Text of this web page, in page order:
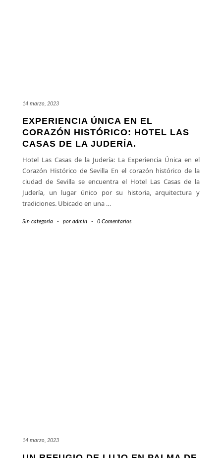
14 marzo, 2023
EXPERIENCIA ÚNICA EN EL
CORAZÓN HISTÓRICO: HOTEL LAS
CASAS DE LA JUDERÍA.
Hotel Las Casas de la Judería: La Experiencia Única en el
Corazón Histórico de Sevilla En el corazón histórico de la
ciudad de Sevilla se encuentra el Hotel Las Casas de la
Judería, un lugar único por su historia, arquitectura y
tradiciones. Ubicado en una …
Sin categoría - por admin - 0 Comentarios
14 marzo, 2023